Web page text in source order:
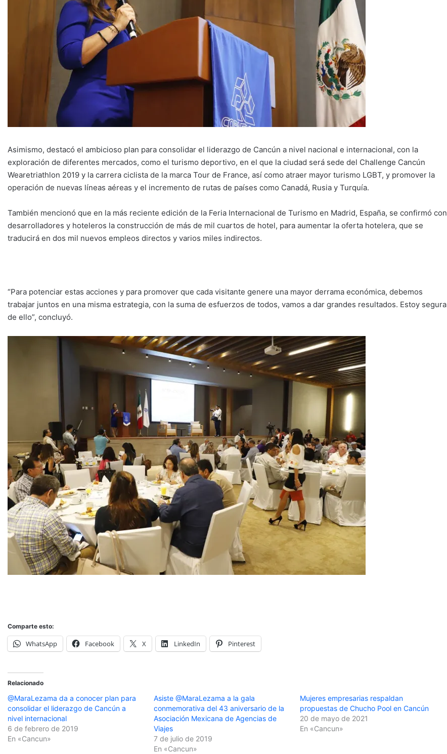
Asimismo, destacó el ambicioso plan para consolidar el liderazgo de Cancún a nivel nacional e internacional, con la
exploración de diferentes mercados, como el turismo deportivo, en el que la ciudad será sede del Challenge Cancún
Wearetriathlon 2019 y la carrera ciclista de la marca Tour de France, así como atraer mayor turismo LGBT, y promover la
operación de nuevas líneas aéreas y el incremento de rutas de países como Canadá, Rusia y Turquía.
También mencionó que en la más reciente edición de la Feria Internacional de Turismo en Madrid, España, se confirmó con
desarrolladores y hoteleros la construcción de más de mil cuartos de hotel, para aumentar la oferta hotelera, que se
traducirá en dos mil nuevos empleos directos y varios miles indirectos.
“Para potenciar estas acciones y para promover que cada visitante genere una mayor derrama económica, debemos
trabajar juntos en una misma estrategia, con la suma de esfuerzos de todos, vamos a dar grandes resultados. Estoy segura
de ello”, concluyó.
Comparte esto:
WhatsApp Facebook X LinkedIn Pinterest
Relacionado
@MaraLezama da a conocer plan para
consolidar el liderazgo de Cancún a
nivel internacional
6 de febrero de 2019
En «Cancun»
Asiste @MaraLezama a la gala
conmemorativa del 43 aniversario de la
Asociación Mexicana de Agencias de
Viajes
7 de julio de 2019
En «Cancun»
Mujeres empresarias respaldan
propuestas de Chucho Pool en Cancún
20 de mayo de 2021
En «Cancun»